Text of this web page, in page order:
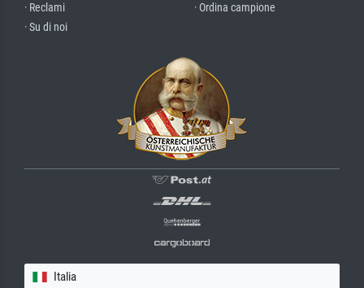
· Reclami
· Su di noi
· Ordina campione
Italia